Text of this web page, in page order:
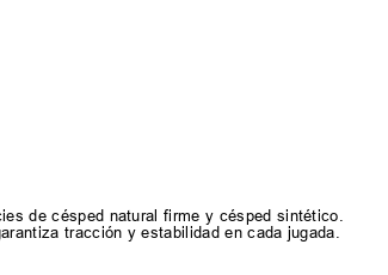
de césped natural firme y césped sintético.
tracción y estabilidad en cada jugada.